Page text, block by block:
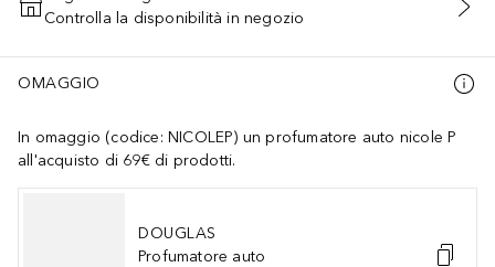
AGGIUNGI AL CARRELLO
Controlla la disponibilità in negozio
OMAGGIO
In omaggio (codice: NICOLEP) un profumatore auto nicole P
all'acquisto di 69€ di prodotti.
DOUGLAS
Profumatore auto